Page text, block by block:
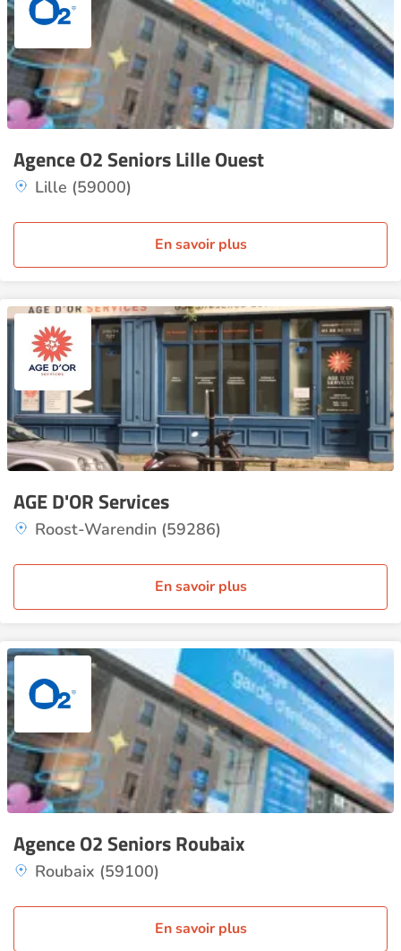
Agence O2 Seniors Lille Ouest
Lille (59000)
En savoir plus
AGE D'OR Services
Roost-Warendin (59286)
En savoir plus
Agence O2 Seniors Roubaix
Roubaix (59100)
En savoir plus